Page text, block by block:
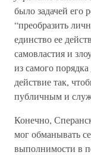
было задачей его
“преобразить
единство ее
самовластия и
из самого
действие так,
публичным и
Конечно,
мог обманывать
выполнимости в